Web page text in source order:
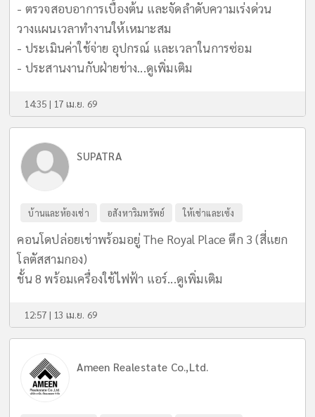
- ตรวจสอบอาการเบื้องต้น และจัดลำดับความเร่งด่วน
วางแผนเวลาทำงานให้เหมาะสม
- ประเมินค่าใช้จ่าย อุปกรณ์ และเวลาในการซ่อม
- ประสานงานกับฝ่ายช่าง...ดูเพิ่มเติม
14:35 | 17 เม.ย. 69
SUPATRA
บ้านและห้องเช่า อสังหาริมทรัพย์ ให้เช่าและเซ้ง
คอนโดปล่อยเช่าพร้อมอยู่ The Royal Place ตึก 3 (สี่แยก
โลตัสสามกอง)
ชั้น 8 พร้อมเครื่องใช้ไฟฟ้า แอร์...ดูเพิ่มเติม
12:57 | 13 เม.ย. 69
Ameen Realestate Co.,Ltd.